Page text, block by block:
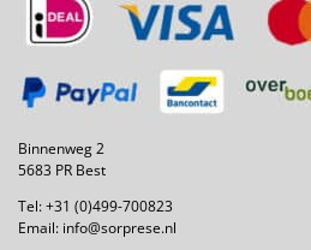
Binnenweg 2
5683 PR Best
Tel:+31 (0)499-700823
Email: info@sorprese.nl